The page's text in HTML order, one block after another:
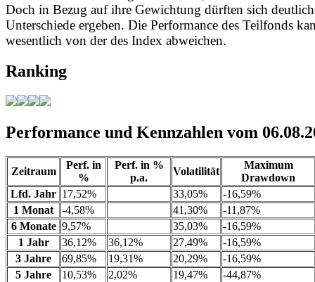
Doch in Bezug auf ihre Gewichtung dürften sich
Unterschiede ergeben. Die Performance des Teilfonds
wesentlich von der des Index abweichen.
Ranking
Performance und Kennzahlen vom
Zeitraum
Perf. in
%
Perf. in %
p.a.
Volatilität
Maximum
Drawdown
Lfd. Jahr 17,52% 33,05%
-16,59%
1 Monat
-4,58% 41,30%
-11,87%
6 Monate 9,57% 35,03%
-16,59%
1 Jahr
36,12% 36,12% 27,49%
-16,59%
3 Jahre
69,85% 19,31% 20,29%
-16,59%
5 Jahre
10,53% 2,02% 19,47%
-44,87%